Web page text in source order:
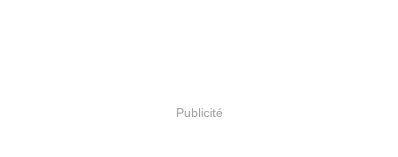
Publicité